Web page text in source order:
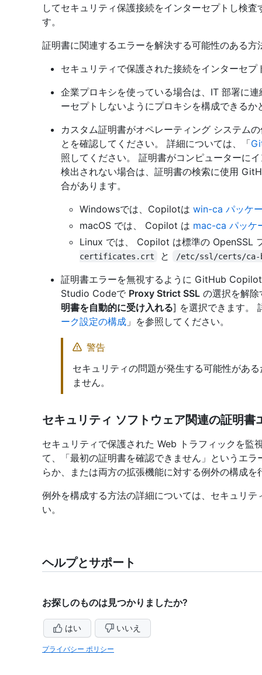
してセキュリティ保護接続をインターセプトし検
す。
証明書に関連するエラーを解決する可能性のある
セキュリティで保護された接続をインターセ
企業プロキシを使っている場合は、IT 部署に
ーセプトしないようにプロキシを構成できる
カスタム証明書がオペレーティング システム
とを確認してください。 詳細については、「
照してください。 証明書がコンピューターに
検出されない場合は、証明書の検索に使用
合があります。
Windowsでは、Copilotは win-ca パッケ
macOS では、 Copilot は mac-ca パッケ
Linux では、 Copilot は標準の OpenSSL
certificates.crt と /etc/ssl/certs/ca-
証明書エラーを無視するように GitHub
Studio Codeで Proxy Strict SSL の選択を解
明書を自動的に受け入れる] を選択できます。
ーク設定の構成 」を参照してください。
警告
セキュリティの問題が発生する可能性があ
ません。
セキュリティ ソフトウェア関連の証明
セキュリティで保護された Web トラフィックを監
て、「最初の証明書を確認できません」というエ
らか、または両方の拡張機能に対する例外の構成
例外を構成する方法の詳細については、セキュリ
い。
ヘルプとサポート
お探しのものは見つかりましたか?
はい いいえ
プライバシー ポリシー